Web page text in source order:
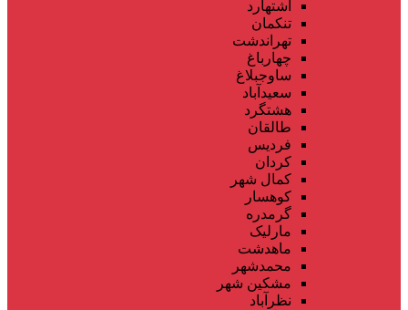
اشتهارد
تنکمان
تهراندشت
چهارباغ
ساوجبلاغ
سعیدآباد
هشتگرد
طالقان
فردیس
کردان
کمال شهر
کوهسار
گرمدره
مارلیک
ماهدشت
محمدشهر
مشکین شهر
نظرآباد